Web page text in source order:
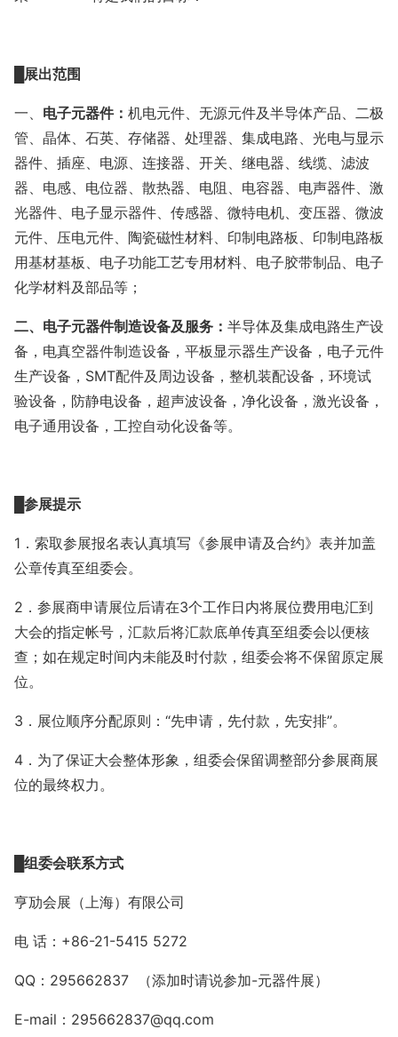
展出范围
一、 电子元器件： 机电元件、无源元件及半导体产品、二极
管、晶体、石英、存储器、处理器、集成电路、光电与显示
器件、插座、电源、连接器、开关、继电器、线缆、滤波
器、电感、电位器、散热器、电阻、电容器、电声器件、激
光器件、电子显示器件、传感器、微特电机、变压器、微波
元件、压电元件、陶瓷磁性材料、印制电路板、印制电路板
用基材基板、电子功能工艺专用材料、电子胶带制品、电子
化学材料及部品等；
二、电子元器件制造设备及服务： 半导体及集成电路生产设
备，电真空器件制造设备，平板显示器生产设备，电子元件
生产设备， SMT配件及周边设备，整机装配设备，环境试
验设备，防静电设备，超声波设备，净化设备，激光设备，
电子通用设备，工控自动化设备等。
参展提示
1 ．索取参展报名表认真填写《参展申请及合约》表并加盖
公章传真至组委会。
2 ．参展商申请展位后请在3个工作日内将展位费用电汇到
大会的指定帐号，汇款后将汇款底单传真至组委会以便核
查；如在规定时间内未能及时付款，组委会将不保留原定展
位。
3 ．展位顺序分配原则：“先申请，先付款，先安排”。
4 ．为了保证大会整体形象，组委会保留调整部分参展商展
位的最终权力。
组委会联系方式
亨劢会展（上海）有限公司
电 话： +86-21-5415 5272
QQ：295662837 （添加时请说参加-元器件展）
E-mail：295662837@qq.com